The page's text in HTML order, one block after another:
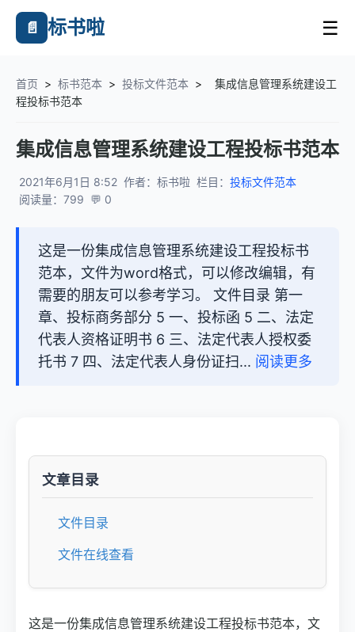
📄 标书啦 ☰
首页 > 标书范本 > 投标文件范本 >
集成信息管理系统建设工
程投标书范本
集成信息管理系统建设工程投标书范本
2021年6月1日 8:52 作者：标书啦 栏目： 投标文件范本
阅读量：799 💬 0
这是一份集成信息管理系统建设工程投标书
范本，文件为word格式，可以修改编辑，有
需要的朋友可以参考学习。 文件目录 第一
章、投标商务部分 5 一、投标函 5 二、法定
代表人资格证明书 6 三、法定代表人授权委
托书 7 四、法定代表人身份证扫... 阅读更多
文章目录
文件目录
文件在线查看
这是一份集成信息管理系统建设工程投标书范本，文